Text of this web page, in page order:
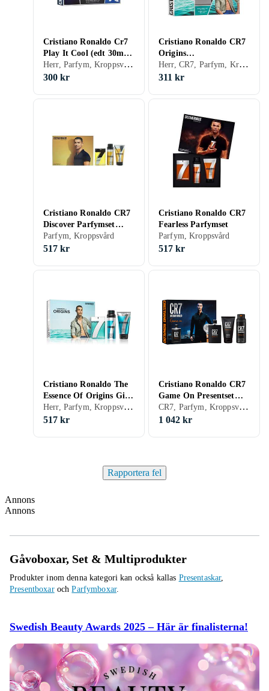
Cristiano Ronaldo Cr7
Play It Cool (edt 30ml,
Duschgel 150ml)
Herr, Parfym, Kroppsvård
300 kr
Cristiano Ronaldo CR7
Origins
Presentförpackning
Herr, CR7, Parfym, Kroppsvård
311 kr
Cristiano Ronaldo CR7
Discover Parfymset
400ml
Parfym, Kroppsvård
517 kr
Cristiano Ronaldo CR7
Fearless Parfymset
Parfym, Kroppsvård
517 kr
Cristiano Ronaldo The
Essence Of Origins Gift
Set för män
Herr, Parfym, Kroppsvård
517 kr
Cristiano Ronaldo CR7
Game On Presentset
(100ml EDT Spray,
150ml Duschgel, 150ml
CR7, Parfym, Kroppsvård
1 042 kr
Rapportera fel
Annons
Annons
Gåvoboxar, Set & Multiprodukter
Produkter inom denna kategori kan också kallas Presentaskar,
PresentboxarochParfymboxar.
Swedish Beauty Awards 2025 – Här är finalisterna!